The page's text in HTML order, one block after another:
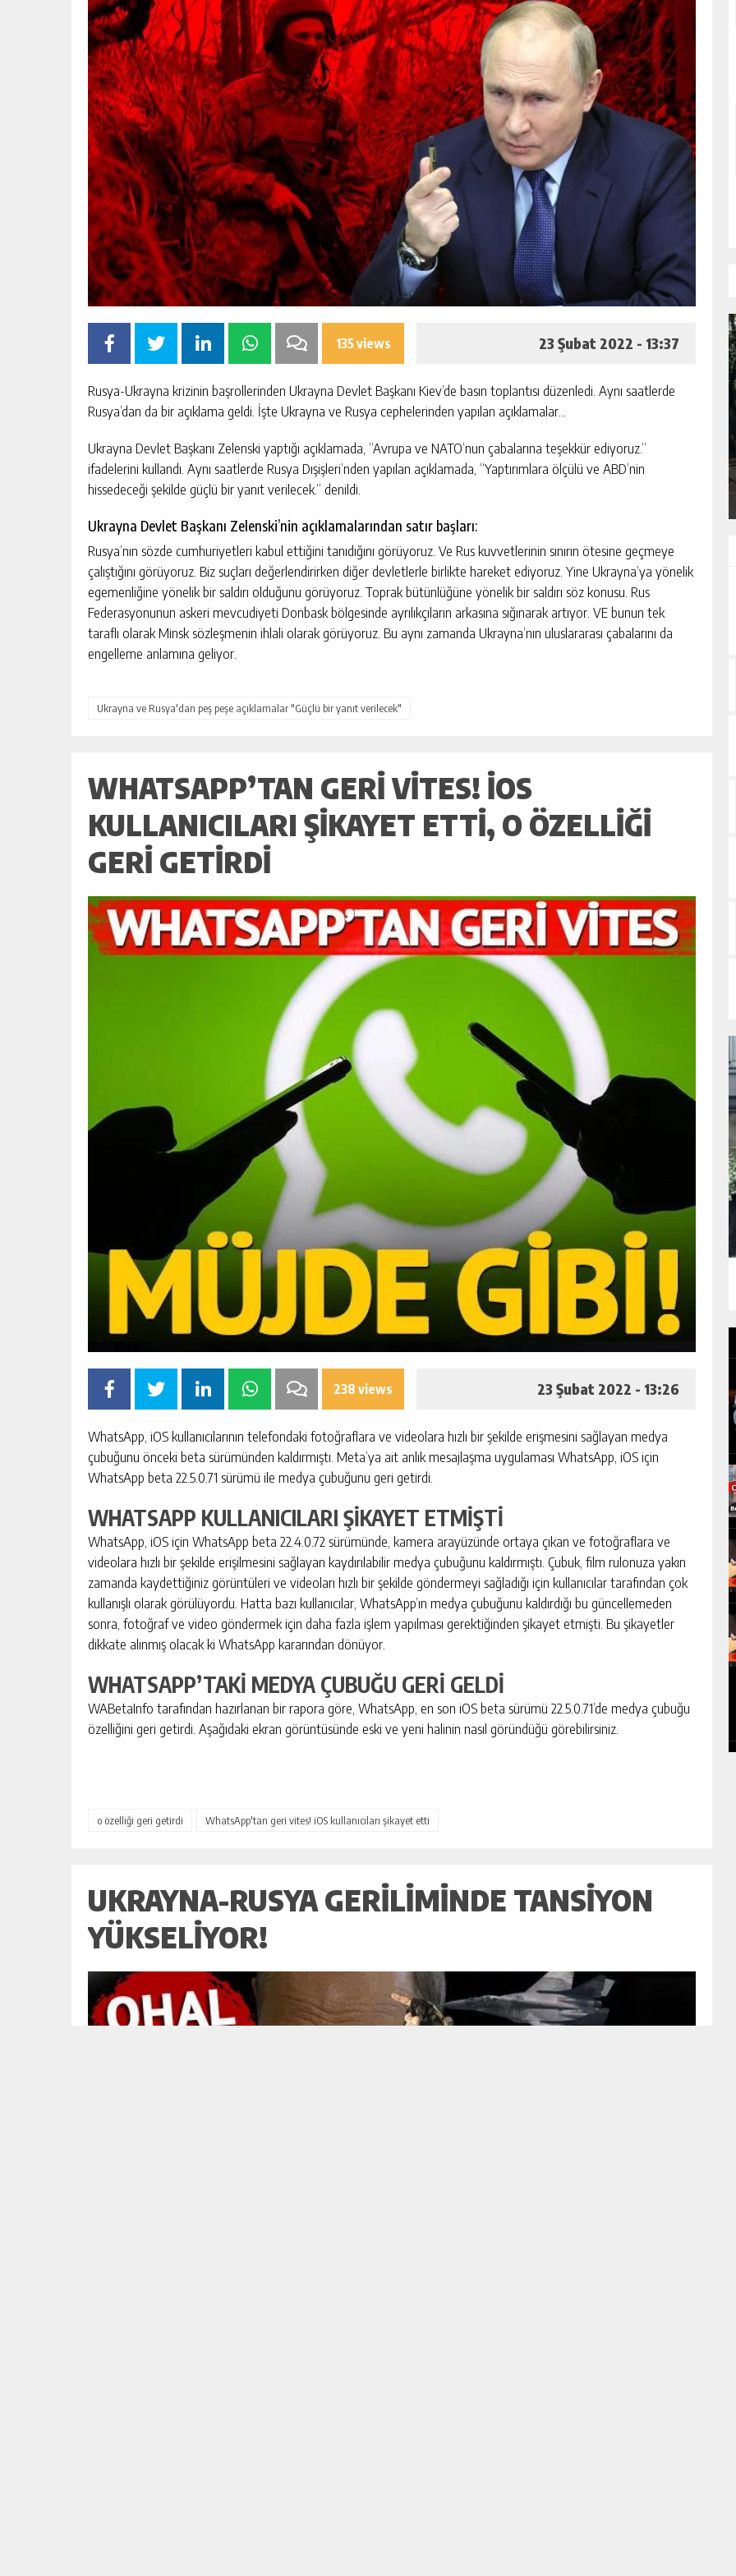
135 views 23 Şubat 2022 - 13:37
Rusya-Ukrayna krizinin başrollerinden Ukrayna Devlet Başkanı Kiev’de basın toplantısı düzenledi. Aynı saatlerde
Rusya’dan da bir açıklama geldi. İşte Ukrayna ve Rusya cephelerinden yapılan açıklamalar…
Ukrayna Devlet Başkanı Zelenski yaptığı açıklamada, “Avrupa ve NATO’nun çabalarına teşekkür ediyoruz.”
ifadelerini kullandı. Aynı saatlerde Rusya Dışişleri’nden yapılan açıklamada, “Yaptırımlara ölçülü ve ABD’nin
hissedeceği şekilde güçlü bir yanıt verilecek.” denildi.
Ukrayna Devlet Başkanı Zelenski’nin açıklamalarından satır başları:
Rusya’nın sözde cumhuriyetleri kabul ettiğini tanıdığını görüyoruz. Ve Rus kuvvetlerinin sınırın ötesine geçmeye
çalıştığını görüyoruz. Biz suçları değerlendirirken diğer devletlerle birlikte hareket ediyoruz. Yine Ukrayna’ya yönelik
egemenliğine yönelik bir saldırı olduğunu görüyoruz. Toprak bütünlüğüne yönelik bir saldırı söz konusu. Rus
Federasyonunun askeri mevcudiyeti Donbask bölgesinde ayrılıkçıların arkasına sığınarak artıyor. VE bunun tek
taraflı olarak Minsk sözleşmenin ihlali olarak görüyoruz. Bu aynı zamanda Ukrayna’nın uluslararası çabalarını da
engelleme anlamına geliyor.
Ukrayna ve Rusya'dan peş peşe açıklamalar "Güçlü bir yanıt verilecek"
WHATSAPP’TAN GERI VITES! IOS
KULLANICILARI ŞIKAYET ETTI, O ÖZELLIĞI
GERI GETIRDI
238 views 23 Şubat 2022 - 13:26
WhatsApp, iOS kullanıcılarının telefondaki fotoğraflara ve videolara hızlı bir şekilde erişmesini sağlayan medya
çubuğunu önceki beta sürümünden kaldırmıştı. Meta’ya ait anlık mesajlaşma uygulaması WhatsApp, iOS için
WhatsApp beta 22.5.0.71 sürümü ile medya çubuğunu geri getirdi.
WHATSAPP KULLANICILARI ŞİKAYET ETMİŞTİ
WhatsApp, iOS için WhatsApp beta 22.4.0.72 sürümünde, kamera arayüzünde ortaya çıkan ve fotoğraflara ve
videolara hızlı bir şekilde erişilmesini sağlayan kaydırılabilir medya çubuğunu kaldırmıştı. Çubuk, film rulonuza yakın
zamanda kaydettiğiniz görüntüleri ve videoları hızlı bir şekilde göndermeyi sağladığı için kullanıcılar tarafından çok
kullanışlı olarak görülüyordu. Hatta bazı kullanıcılar, WhatsApp’ın medya çubuğunu kaldırdığı bu güncellemeden
sonra, fotoğraf ve video göndermek için daha fazla işlem yapılması gerektiğinden şikayet etmişti. Bu şikayetler
dikkate alınmış olacak ki WhatsApp kararından dönüyor.
WHATSAPP’TAKİ MEDYA ÇUBUĞU GERİ GELDİ
WABetaInfo tarafından hazırlanan bir rapora göre, WhatsApp, en son iOS beta sürümü 22.5.0.71’de medya çubuğu
özelliğini geri getirdi. Aşağıdaki ekran görüntüsünde eski ve yeni halinin nasıl göründüğü görebilirsiniz.
o özelliği geri getirdi WhatsApp'tan geri vites! iOS kullanıcıları şikayet etti
UKRAYNA-RUSYA GERILIMINDE TANSIYON
YÜKSELIYOR!
GÜNLÜK HABER AKIŞI
NEVIDE ÇIÇEK PAYLAŞILAMIYOR!
AVRUPA MI, SÜPER LIG MI?
GÜNLÜK HABER AKIŞI
KÜLTÜR ELÇILERI DERNEĞI AÇILIŞ
GECESINI İSTANBUL FATIH’TE
GERÇEKLEŞTIRDI